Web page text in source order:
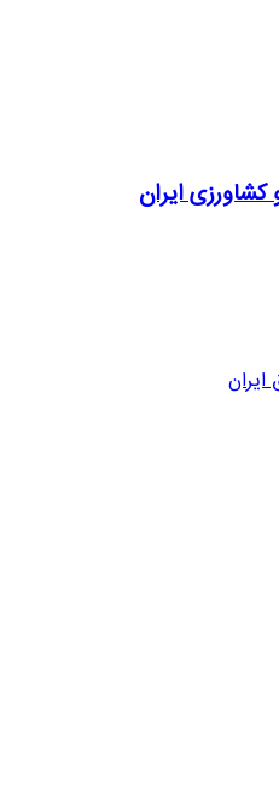
کشاورزی ایران
ایران